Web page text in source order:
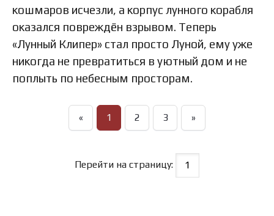
кошмаров исчезли, а корпус лунного корабля
оказался повреждён взрывом. Теперь
«Лунный Клипер» стал просто Луной, ему уже
никогда не превратиться в уютный дом и не
поплыть по небесным просторам.
« 1 2 3 »
Перейти на страницу: